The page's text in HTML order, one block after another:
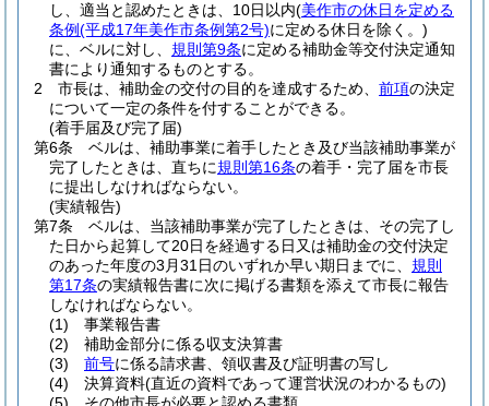
し、適当と認めたときは、10日以内(美作市の休日を定める
条例(平成17年美作市条例第2号)に定める休日を除く。)
に、ベルに対し、 規則第9条に定める補助金等交付決定通知
書により通知するものとする。
2
市長は、補助金の交付の目的を達成するため、 前項の決定
について一定の条件を付することができる。
(着手届及び完了届)
第6条
ベルは、補助事業に着手したとき及び当該補助事業が
完了したときは、直ちに規則第16条の着手・完了届を市長
に提出しなければならない。
(実績報告)
第7条
ベルは、当該補助事業が完了したときは、その完了し
た日から起算して20日を経過する日又は補助金の交付決定
のあった年度の3月31日のいずれか早い期日までに、 規則
第17条の実績報告書に次に掲げる書類を添えて市長に報告
しなければならない。
(1)
事業報告書
(2)
補助金部分に係る収支決算書
(3)
前号に係る請求書、領収書及び証明書の写し
(4)
決算資料(直近の資料であって運営状況のわかるもの)